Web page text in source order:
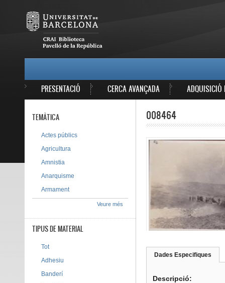
PRESENTACIÓ CERCA AVANÇADA ADQUISICIÓ
008464
Dades Especifiques
Descripció:
TEMÀTICA
Actes públics
Agricultura
Amnistia
Anarquisme
Armament
Veure més
TIPUS DE MATERIAL
Tot
Adhesiu
Banderí